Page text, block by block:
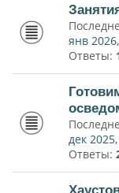
янв
Ответы:
дек
Ответы: